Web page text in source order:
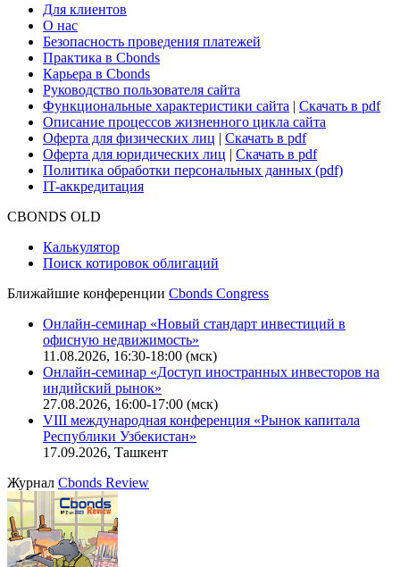
Для клиентов
О нас
Безопасность проведения платежей
Практика в Cbonds
Карьера в Cbonds
Руководство пользователя сайта
Функциональные характеристики сайта | Скачать в pdf
Описание процессов жизненного цикла сайта
Оферта для физических лиц | Скачать в pdf
Оферта для юридических лиц | Скачать в pdf
Политика обработки персональных данных (pdf)
IT-аккредитация
CBONDS OLD
Калькулятор
Поиск котировок облигаций
Ближайшие конференции Cbonds Congress
Онлайн-семинар «Новый стандарт инвестиций в
офисную недвижимость»
11.08.2026, 16:30-18:00 (мск)
Онлайн-семинар «Доступ иностранных инвесторов на
индийский рынок»
27.08.2026, 16:00-17:00 (мск)
VIII международная конференция «Рынок капитала
Республики Узбекистан»
17.09.2026, Ташкент
Журнал Cbonds Review